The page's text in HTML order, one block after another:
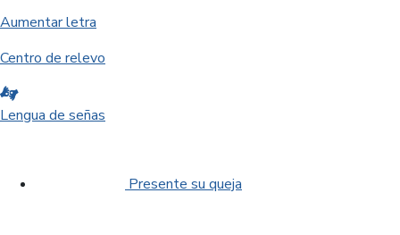
Aumentar letra
Centro de relevo
Lengua de señas
Presente su queja